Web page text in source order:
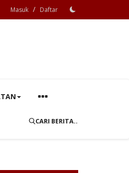
Masuk / Daftar
CARI BERITA..